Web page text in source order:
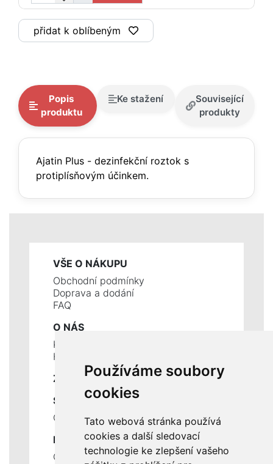
Používáme soubory
cookies
Tato webová stránka používá
cookies a další sledovací
technologie ke zlepšení vašeho
přidat k oblíbeným
Popis
produktu
Ke stažení
Související
produkty
Ajatin Plus - dezinfekční roztok s
protiplísňovým účinkem.
VŠE O NÁKUPU
Obchodní podmínky
Doprava a dodání
FAQ
O NÁS
Kontakty
Historie a současnost
ZÁKLADNÍ ÚDAJE
SLUŽBY
Ceník servisních prací
DŮLEŽITÉ INFORMACE
Ochrana osobních údajů